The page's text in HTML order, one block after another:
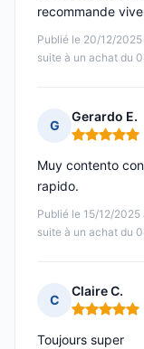
Publié le 20/12/
suite à un achat du
recommande
G
Gerardo E.
Note : 5 sur
Publié le 15/12/2025
suite à un achat du
Muy contento
rapido.
C
Claire C.
Note : 5 sur
Toujours super